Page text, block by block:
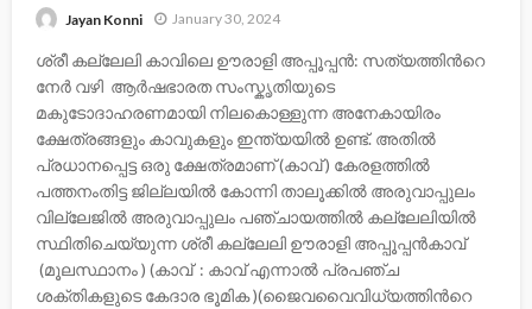
Jayan Konni January 30, 2024
ശ്രീ കല്ലേലി കാവിലെ ഊരാളി അപ്പൂപ്പൻ: സത്യത്തിന്‍റെ
നേര്‍ വഴി ആർഷഭാരത സംസ്കൃതിയുടെ
മകുടോദാഹരണമായി നിലകൊള്ളുന്ന അനേകായിരം
ക്ഷേത്രങ്ങളും കാവുകളും ഇന്ത്യയിൽ ഉണ്ട്. അതിൽ
പ്രധാനപ്പെട്ട ഒരു ക്ഷേത്രമാണ് (കാവ് ) കേരളത്തിൽ
പത്തനംതിട്ട ജില്ലയിൽ കോന്നി താലൂക്കിൽ അരുവാപ്പുലം
വില്ലേജിൽ അരുവാപ്പുലം പഞ്ചായത്തിൽ കല്ലേലിയില്‍
സ്ഥിതിചെയ്യുന്ന ശ്രീ കല്ലേലി ഊരാളി അപ്പൂപ്പൻകാവ്
(മൂലസ്ഥാനം ) (കാവ് : കാവ് എന്നാൽ പ്രപഞ്ച
ശക്തികളുടെ കേദാര ഭൂമിക )(ജൈവവൈവിധ്യത്തിന്‍റെ